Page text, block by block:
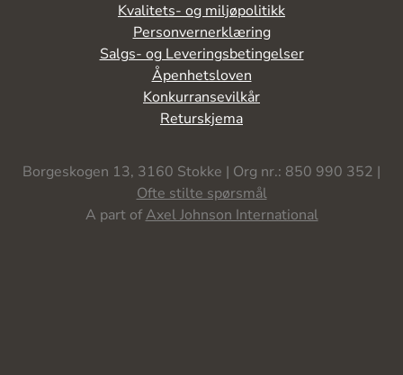
Kvalitets- og miljøpolitikk
Personvernerklæring
Salgs- og Leveringsbetingelser
Åpenhetsloven
Konkurransevilkår
Returskjema
Borgeskogen 13, 3160 Stokke | Org nr.: 850 990 352 |
Ofte stilte spørsmål
A part ofAxel Johnson International